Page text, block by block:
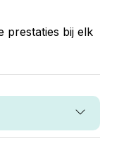
prestaties bij elk